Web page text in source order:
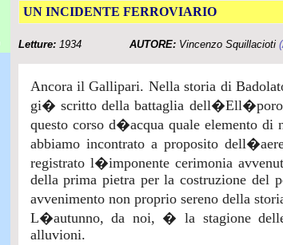
UN INCIDENTE FERROVIARIO
Letture:1934 AUTORE:Vincenzo Squillacioti
Ancora il Gallipari. Nella storia di
gi� scritto della battaglia
questo corso d�acqua quale elemento di
abbiamo incontrato a proposito
registrato l�imponente cerimonia
della prima pietra per la costruzione del
avvenimento non proprio sereno della
L�autunno, da noi, � la stagione
alluvioni.